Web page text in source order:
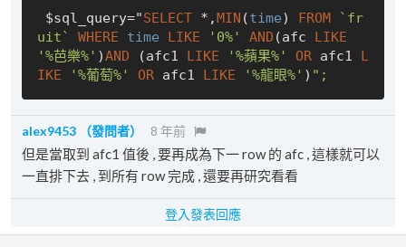
$sql_query="SELECT *,MIN (time) FROM
`fr
uit`
WHERE time LIKE '0%' AND (afc LIKE
'%芭樂%' )AND (afc1 LIKE '%蘋果%' OR afc1 L
IKE
'%葡萄%' OR afc1 LIKE '%龍眼%' )
alex9453 （發問者） 8 年前
但是當取到 afc1 值後 , 要再成為下一 row 的 afc , 這樣就可以
一直排下去 , 到所有 row 完成 , 還要再研究看看
登入發表回應